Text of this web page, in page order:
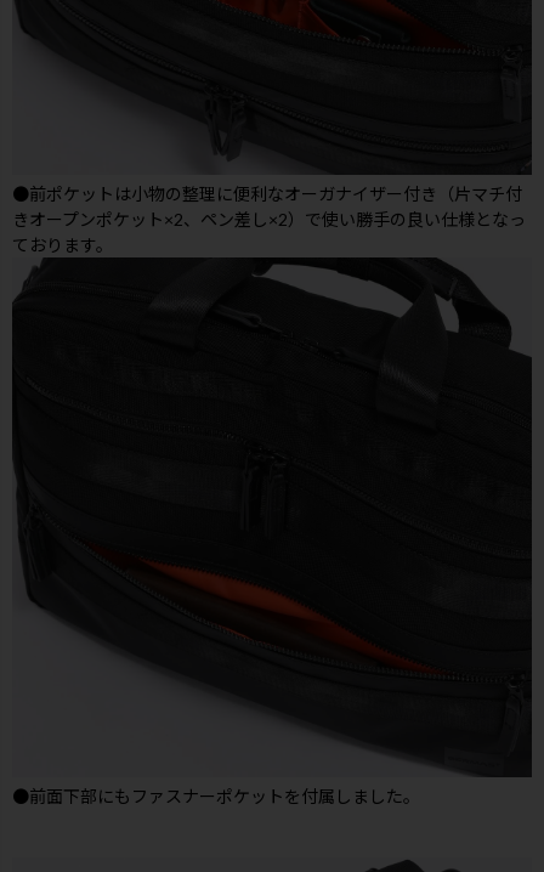
●前ポケットは小物の整理に便利なオーガナイザー付き（片マチ付
きオープンポケット×2、ペン差し×2）で使い勝手の良い仕様となっ
ております。
●前面下部にもファスナーポケットを付属しました。